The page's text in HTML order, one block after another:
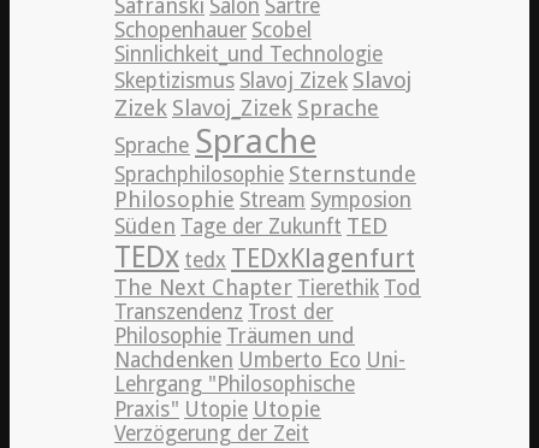
Salon Sartre
Schopenhauer Scobel
Sinnlichkeit_und Technologie
Skeptizismus Slavoj Zizek Slavoj
Zizek Slavoj_Zizek Sprache
Sprache Sprache
Sprachphilosophie Sternstunde
Philosophie Stream Symposion
Süden Tage der Zukunft TED
TEDx tedx TEDxKlagenfurt
The Next Chapter Tierethik Tod
Transzendenz Trost der
Philosophie Träumen und
Nachdenken Umberto Eco Uni-
Lehrgang "Philosophische
Praxis" Utopie Utopie
Verzögerung der Zeit